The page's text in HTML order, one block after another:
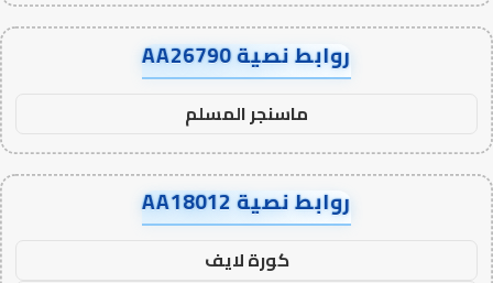
روابط نصية AA26790
ماسنجر المسلم
روابط نصية AA18012
كورة لايف